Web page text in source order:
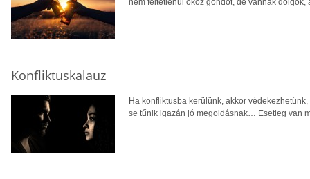
nem feltétlenül okoz gondot, de vannak
Konfliktuskalauz
Ha konfliktusba kerülünk, akkor
se tűnik igazán jó megoldásnak… Esetleg van